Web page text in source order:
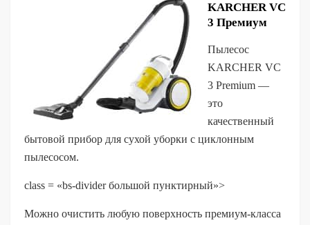
KARCHER VC
3 Премиум
Пылесос
KARCHER VC
3 Premium —
это
качественный
бытовой прибор для сухой уборки с циклонным
пылесосом.
class = «bs-divider большой пунктирный»>
Можно очистить любую поверхность премиум-класса